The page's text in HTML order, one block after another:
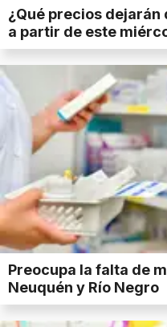
¿Qué precios
a partir de este
Preocupa la falta de
Neuquén y Río Negro